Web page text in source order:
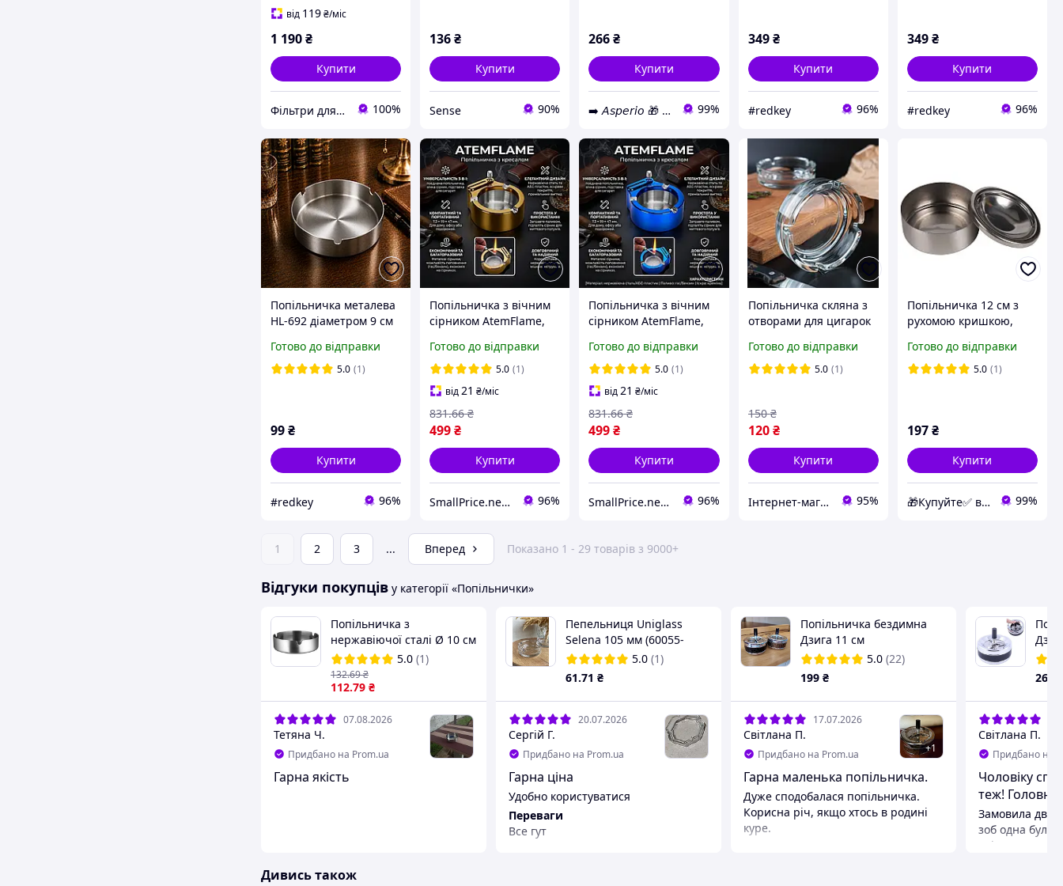
від 119₴/міс
1 190₴
Купити
Фільтри для води Осмос Глечики Картриджі 100%
136₴
Купити
Sense 90%
266₴
Купити
➡️ 𝘈𝘴𝘱𝘦𝘳𝘪𝘰 🎁 Магазин Подарунків 99%
349 ₴
Купити
#redkey 96%
349₴
Купити
#redkey 96%
Попільничка металева
HL-692 діаметром 9 см
Готово до відправки
5.0 (1)
99₴
Купити
#redkey 96%
Попільничка з вічним
сірником AtemFlame,
Готово до відправки
5.0 (1)
від21 ₴/міс
499₴
831.66 ₴
Купити
SmallPrice.net - магазин товарів для дому та аксессуарів 96%
Попільничка з вічним
сірником AtemFlame,
Готово до відправки
5.0 (1)
від21 ₴/міс
499₴
831.66 ₴
Купити
SmallPrice.net - магазин товарів для дому та аксессуарів 96%
Попільничка скляна з
отворами для цигарок
см
Готово до відправки
5.0 (1)
120 ₴
150 ₴
Купити
Інтернет-магазин Megusta 95%
Попільничка 12 см з
рухомою кришкою,
нержавіючої сталі (арт:
57057)
Готово до відправки
5.0 (1)
197₴
Купити
🎁Купуйте✅ в Магазині Подарунків 99%
1 2 3 ... Вперед Показано 1 - 29 товарів з 9000+
Відгуки покупців у категорії «Попільнички»
Попільничка з
нержавіючої сталі Ø 10 см
Пріум ( шт ) 5.0 (1)
112.79 ₴
132.69₴
07.08.2026
Тетяна Ч.
Придбано на Prom.ua
Гарна якість
Пепельниця Uniglass
Selena 105 мм (60055-
МС24/sl)
5.0 (1)
61.71 ₴
20.07.2026
Сергій Г.
Придбано на Prom.ua
Гарна ціна
Удобно користуватися
Переваги
Все гут
Попільничка бездимна
Дзига 11 см
5.0 (22)
199 ₴
17.07.2026
Світлана П.
Придбано на Prom.ua +1
Гарна маленька попільничка.
Дуже сподобалася попільничка.
Корисна річ, якщо хтось в родині
куре.
267
Світлана П.
Придбано на
Чоловіку
теж!
Замовила дві
зоб одна була
дві
Дивись також